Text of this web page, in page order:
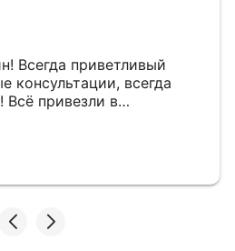
Всегда приветливый
консультации, всегда
привезли в